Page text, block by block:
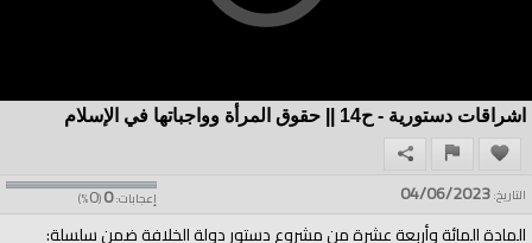
اشراقات دستورية - ح14 || حقوق المرأة وواجباتها في الإسلام
إعجابات:0
(
0
%) التاريخ:04/06/2023
المادة المائة وأربعة عشرة من مشروع دستور دولة الخلافة ضمن سلسلة: